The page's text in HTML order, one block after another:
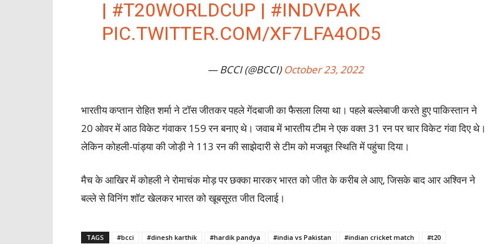
| #T20WORLDCUP | #INDVPAK
PIC.TWITTER.COM/XF7LFA4OD5
— BCCI (@BCCI) October 23, 2022
भारतीय कप्तान रोहित शर्मा ने टॉस जीतकर पहले गेंदबाजी का फैसला लिया था। पहले बल्लेबाजी करते हुए पाकिस्तान ने
20 ओवर में आठ विकेट गंवाकर 159 रन बनाए थे। जवाब में भारतीय टीम ने एक वक्त 31 रन पर चार विकेट गंवा दिए थे।
लेकिन कोहली-पांड्या की जोड़ी ने 113 रन की साझेदारी से टीम को मजबूत स्थिति में पहुंचा दिया।
मैच के आखिर में कोहली ने रोमाचंक मोड़ पर छक्का मारकर भारत को जीत के करीब ले आए, जिसके बाद आर अश्विन ने
बल्ले से विनिंग शॉट खेलकर भारत को खूबसूरत जीत दिलाई।
TAGS #bcci #dinesh karthik #hardik pandya #india vs Pakistan #indian cricket match
#t20